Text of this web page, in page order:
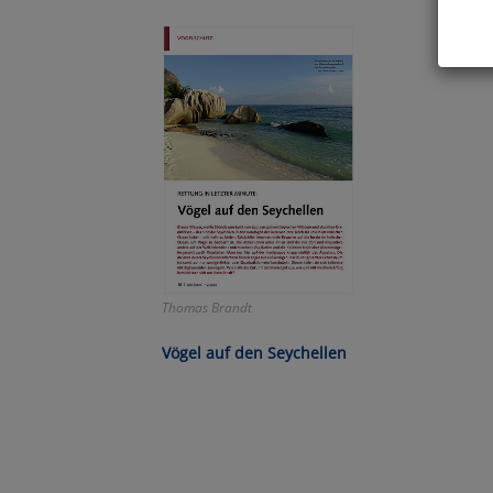
Thomas Brandt
Vögel auf den Seychellen